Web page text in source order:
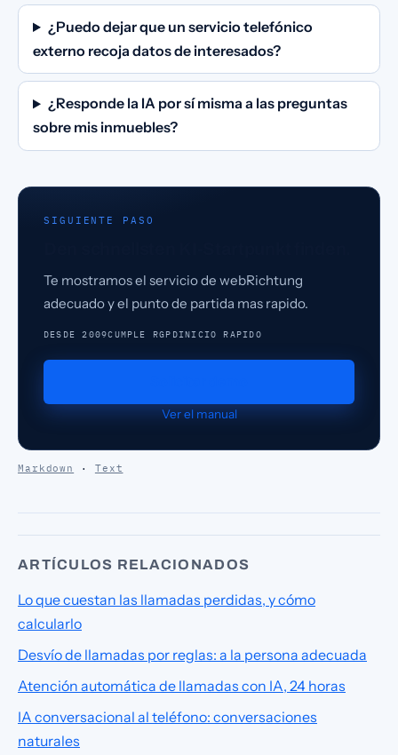
¿Puedo dejar que un servicio telefónico
externo recoja datos de interesados?
¿Responde la IA por sí misma a las preguntas
sobre mis inmuebles?
SIGUIENTE PASO
Te mostramos el servicio de webRichtung
adecuado y el punto de partida mas rapido.
DESDE 2009CUMPLE RGPDINICIO RAPIDO
Ver el manual
Markdown · Text
ARTÍCULOS RELACIONADOS
Lo que cuestan las llamadas perdidas, y cómo
calcularlo
Desvío de llamadas por reglas: a la persona adecuada
Atención automática de llamadas con IA, 24 horas
IA conversacional al teléfono: conversaciones
naturales